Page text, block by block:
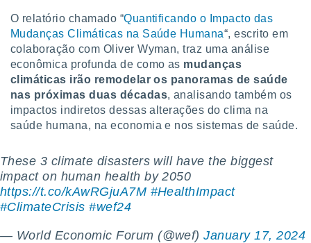
os
a
website,
analisar o
ou
de
O relatório chamado “Quantificando o Impacto das
Mudanças Climáticas na Saúde Humana“, escrito em
colaboração com Oliver Wyman, traz uma análise
econômica profunda de como as mudanças
climáticas irão remodelar os panoramas de saúde
nas próximas duas décadas, analisando também os
impactos indiretos dessas alterações do clima na
saúde humana, na economia e nos sistemas de saúde.
These 3 climate disasters will have the biggest
impact on human health by 2050
https://t.co/kAwRGjuA7M #HealthImpact
#ClimateCrisis #wef24
— World Economic Forum (@wef)January 17, 2024